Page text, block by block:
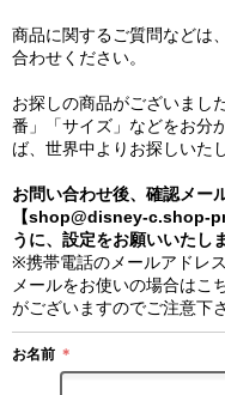
商品に関するご質問などは
合わせください。
お探しの商品がございまし
番」「サイズ」などをお分
ば、世界中よりお探しいた
お問い合わせ後、確認メー
【shop@disney-c.shop-
うに、設定をお願いいたし
※携帯電話のメールアドレ
メールをお使いの場合はこ
がございますのでご注意下さ
お名前 ＊